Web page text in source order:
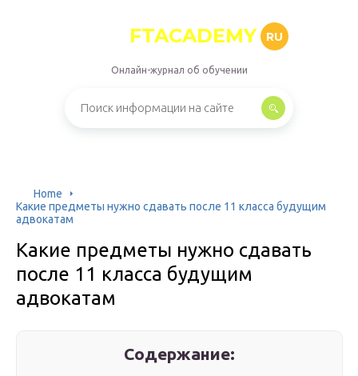
FTACADEMY RU
Онлайн-журнал об обучении
Home
Какие предметы нужно сдавать после 11 класса будущим
адвокатам
Какие предметы нужно сдавать
после 11 класса будущим
адвокатам
Содержание: